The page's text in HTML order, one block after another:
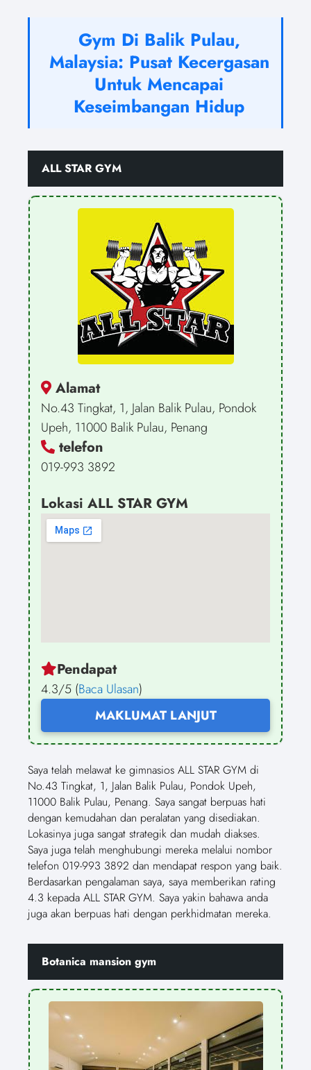
Gym Di Balik Pulau,
Malaysia: Pusat Kecergasan
Untuk Mencapai
Keseimbangan Hidup
ALL STAR GYM
Alamat
No.43 Tingkat, 1, Jalan Balik Pulau, Pondok
Upeh, 11000 Balik Pulau, Penang
telefon
019-993 3892
Lokasi ALL STAR GYM
Pendapat
4.3/5 (Baca Ulasan)
MAKLUMAT LANJUT
Saya telah melawat ke gimnasios ALL STAR GYM di
No.43 Tingkat, 1, Jalan Balik Pulau, Pondok Upeh,
11000 Balik Pulau, Penang. Saya sangat berpuas hati
dengan kemudahan dan peralatan yang disediakan.
Lokasinya juga sangat strategik dan mudah diakses.
Saya juga telah menghubungi mereka melalui nombor
telefon 019-993 3892 dan mendapat respon yang baik.
Berdasarkan pengalaman saya, saya memberikan rating
4.3 kepada ALL STAR GYM. Saya yakin bahawa anda
juga akan berpuas hati dengan perkhidmatan mereka.
Botanica mansion gym